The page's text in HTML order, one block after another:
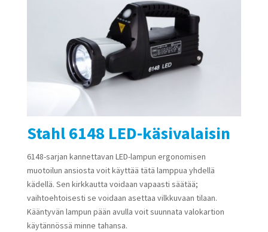
Stahl 6148 LED-käsivalaisin
6148-sarjan kannettavan LED-lampun ergonomisen
muotoilun ansiosta voit käyttää tätä lamppua yhdellä
kädellä. Sen kirkkautta voidaan vapaasti säätää;
vaihtoehtoisesti se voidaan asettaa vilkkuvaan tilaan.
Kääntyvän lampun pään avulla voit suunnata valokartion
käytännössä minne tahansa.